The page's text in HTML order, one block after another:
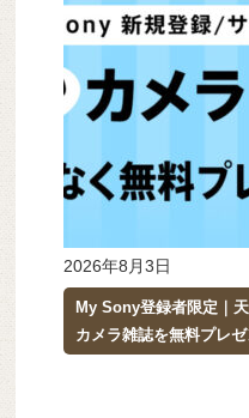
2026年8月3日
My Sony登録者限定｜
カメラ雑誌を無料プレゼ